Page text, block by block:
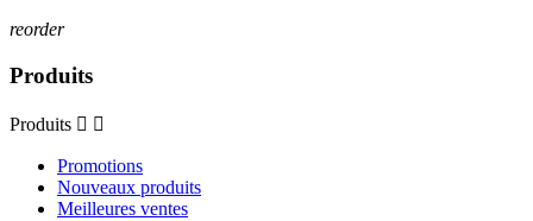
reorder
Produits
Produits  
Promotions
Nouveaux produits
Meilleures ventes